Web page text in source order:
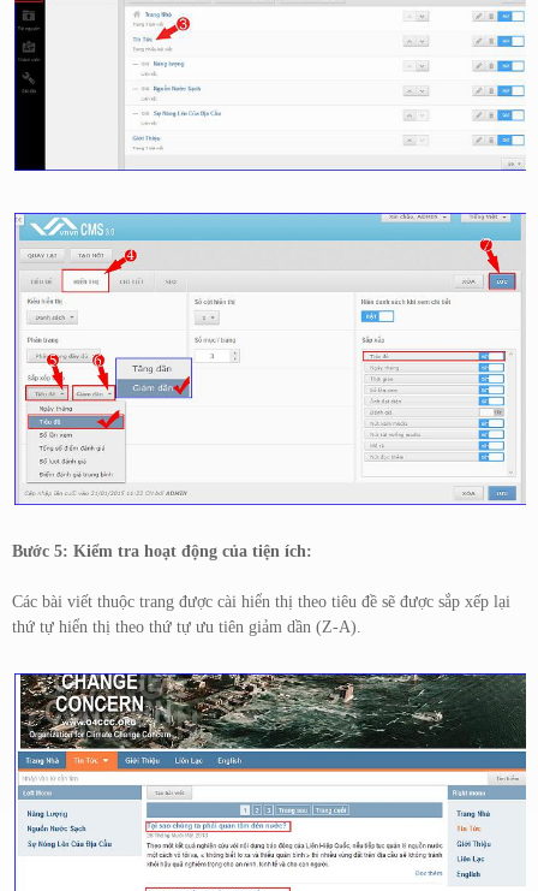
Bước 5: Kiểm tra hoạt động của tiện ích:
Các bài viết thuộc trang được cài hiển thị theo tiêu đề sẽ được sắp xếp lại
thứ tự hiển thị theo thứ tự ưu tiên giảm dần (Z-A).